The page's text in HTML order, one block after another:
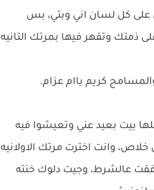
على كل لسان اني وبتي، بس
ذمتك وتقهر فيها بمرتك التانيه
كريم ياام عزام.
بيت بعيد عني وتعيشوا فيه
خلاص، وانت اخترت مرتك الاولانيه
عالشرط، وجيت دلوك خنته